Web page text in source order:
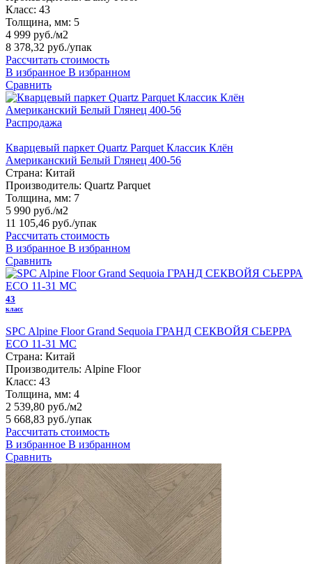
Класс: 43
Толщина, мм: 5
4 999 руб./м2
8 378,32 руб./упак
Рассчитать стоимость
В избранное В избранном
Сравнить
Распродажа
Кварцевый паркет Quartz Parquet Классик Клён
Американский Белый Глянец 400-56
Страна: Китай
Производитель: Quartz Parquet
Толщина, мм: 7
5 990 руб./м2
11 105,46 руб./упак
Рассчитать стоимость
В избранное В избранном
Сравнить
43
класс
SPC Alpine Floor Grand Sequoia ГРАНД СЕКВОЙЯ СЬЕРРА
ECO 11-31 MC
Страна: Китай
Производитель: Alpine Floor
Класс: 43
Толщина, мм: 4
2 539,80 руб./м2
5 668,83 руб./упак
Рассчитать стоимость
В избранное В избранном
Сравнить